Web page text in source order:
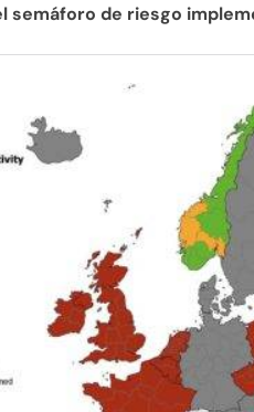
semáforo de riesgo